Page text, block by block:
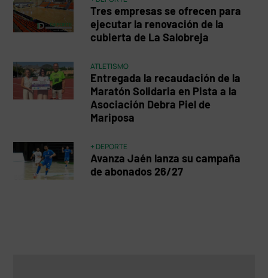
Tres empresas se ofrecen para
ejecutar la renovación de la
cubierta de La Salobreja
ATLETISMO
Entregada la recaudación de la
Maratón Solidaria en Pista a la
Asociación Debra Piel de
Mariposa
+ DEPORTE
Avanza Jaén lanza su campaña
de abonados 26/27